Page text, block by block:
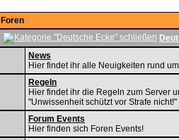
Foren
News
Hier findet ihr alle Neuigkeiten rund
Regeln
Hier findet ihr die Regeln zum Server
"Unwissenheit schützt vor Strafe nicht!"
Forum Events
Hier finden sich Foren Events!